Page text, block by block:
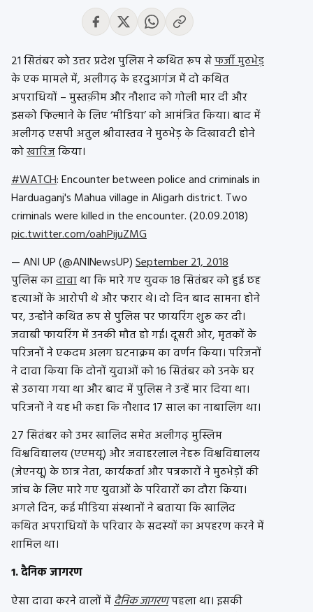
21 सितंबर को उत्तर प्रदेश पुलिस ने कथित रूप सेफर्जी मुठभेड़
के एक मामले में, अलीगढ़ के हरदुआगंज में दो कथित
अपराधियों – मुस्तक़ीम और नौशाद को गोली मार दी और
इसको फिल्माने के लिए ‘मीडिया’ को आमंत्रित किया। बाद में
अलीगढ़ एसपी अतुल श्रीवास्तव ने मुठभेड़ के दिखावटी होने
कोखारिजकिया।
#WATCH: Encounter between police and criminals in
Harduaganj's Mahua village in Aligarh district. Two
criminals were killed in the encounter. (20.09.2018)
pic.twitter.com/oahPijuZMG
— ANI UP (@ANINewsUP)September 21, 2018
पुलिस कादावाथा कि मारे गए युवक 18 सितंबर को हुई छह
हत्याओं के आरोपी थे और फरार थे। दो दिन बाद सामना होने
पर, उन्होंने कथित रूप से पुलिस पर फायरिंग शुरू कर दी।
जवाबी फायरिंग में उनकी मौत हो गई। दूसरी ओर, मृतकों के
परिजनों ने एकदम अलग घटनाक्रम का वर्णन किया। परिजनों
ने दावा किया कि दोनों युवाओं को 16 सितंबर को उनके घर
से उठाया गया था और बाद में पुलिस ने उन्हें मार दिया था।
परिजनों ने यह भी कहा कि नौशाद 17 साल का नाबालिग था।
27 सितंबर को उमर खालिद समेत अलीगढ़ मुस्लिम
विश्वविद्यालय (एएमयू) और जवाहरलाल नेहरू विश्वविद्यालय
(जेएनयू) के छात्र नेता, कार्यकर्ता और पत्रकारों ने मुठभेड़ों की
जांच के लिए मारे गए युवाओं के परिवारों का दौरा किया।
अगले दिन, कई मीडिया संस्थानों ने बताया कि खालिद
कथित अपराधियों के परिवार के सदस्यों का अपहरण करने में
शामिल था।
1. दैनिक जागरण
ऐसा दावा करने वालों मेंदैनिक जागरणपहला था। इसकी